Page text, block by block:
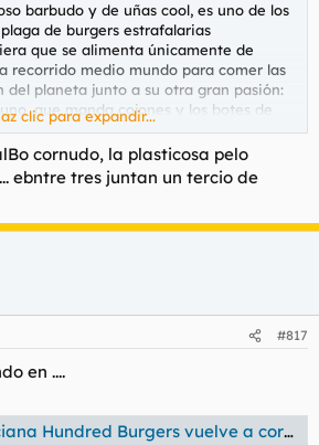
barbudo y de uñas cool, es uno de los
de burgers estrafalarias
que se alimenta únicamente de
recorrido medio mundo para comer las
del planeta junto a su otra gran pasión:
que manda cojones y los botes de
es un madero valenciano enanete en
no puedo es otro policía, este creo
valenciano que se hace llamar Boufit,
que lo dejó la novia esa fea que tenía
güiski que se hartaba a comer donuts,
cabeza.
218480
esa a la que hacía referencia antes.
218481
clic para expandir...
cornudo, la plasticosa pelo
ebntre tres juntan un tercio de
#817
en ....
Burgers vuelve a coronarse como la mejor hamburguesería del mundo